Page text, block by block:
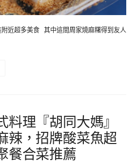
近超多美食 其中這間周家燒麻糬得到友人
料理『胡同大媽』
辣，招牌酸菜魚超
餐合菜推薦